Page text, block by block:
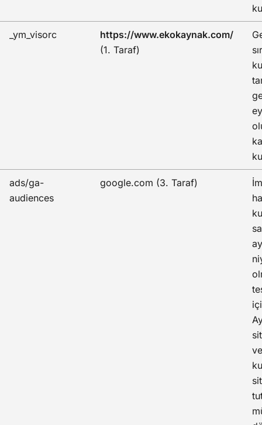
_ym_visorc
https://www.ekokaynak.com/
(1. Taraf)
ads/ga-
audiences
google.com (3. Taraf)